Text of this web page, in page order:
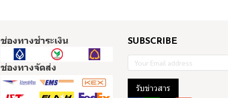
ช่องทางชำระเงิน
ช่องทางจัดส่ง
SUBSCRIBE
รับข่าวสาร